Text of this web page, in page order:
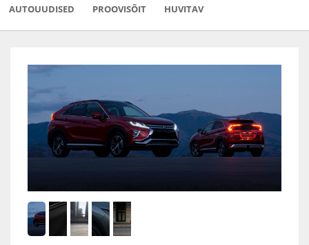
AUTOUUDISED PROOVISÕIT HUVITAV